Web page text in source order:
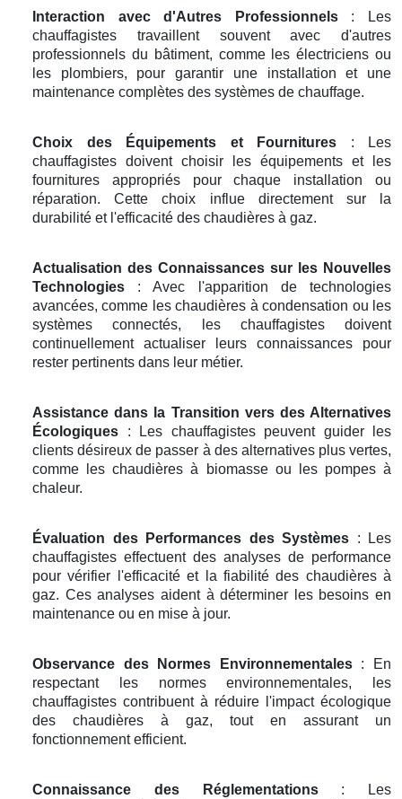
Interaction avec d'Autres Professionnels: Les
chauffagistes travaillent souvent avec d'autres
professionnels du bâtiment, comme les électriciens ou
les plombiers, pour garantir une installation et une
maintenance complètes des systèmes de chauffage.
Choix des Équipements et Fournitures : Les
chauffagistes doivent choisir les équipements et les
fournitures appropriés pour chaque installation ou
réparation. Cette choix influe directement sur la
durabilité et l'efficacité des chaudières à gaz.
Actualisation des Connaissances sur les Nouvelles
Technologies : Avec l'apparition de technologies
avancées, comme les chaudières à condensation ou les
systèmes connectés, les chauffagistes doivent
continuellement actualiser leurs connaissances pour
rester pertinents dans leur métier.
Assistance dans la Transition vers des Alternatives
Écologiques : Les chauffagistes peuvent guider les
clients désireux de passer à des alternatives plus vertes,
comme les chaudières à biomasse ou les pompes à
chaleur.
Évaluation des Performances des Systèmes : Les
chauffagistes effectuent des analyses de performance
pour vérifier l'efficacité et la fiabilité des chaudières à
gaz. Ces analyses aident à déterminer les besoins en
maintenance ou en mise à jour.
Observance des Normes Environnementales: En
respectant les normes environnementales, les
chauffagistes contribuent à réduire l'impact écologique
des chaudières à gaz, tout en assurant un
fonctionnement efficient.
Connaissance des Réglementations: Les